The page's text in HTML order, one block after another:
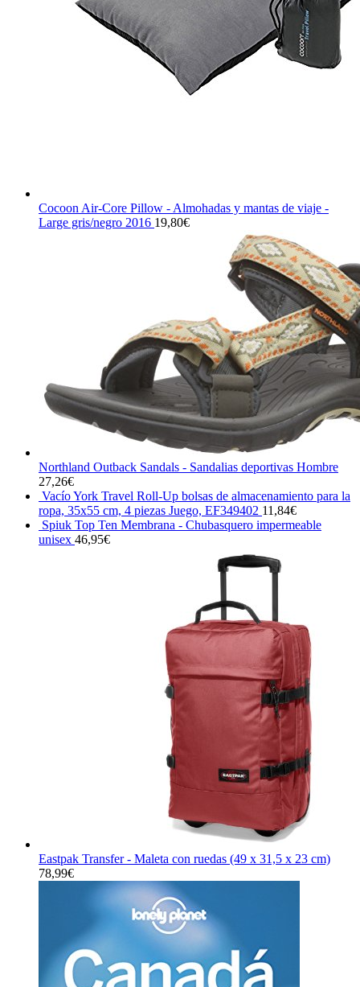
Cocoon Air-Core Pillow - Almohadas y mantas de viaje -
Large gris/negro 2016 19,80€
Northland Outback Sandals - Sandalias deportivas Hombre
27,26€
Vacío York Travel Roll-Up bolsas de almacenamiento para la
ropa, 35x55 cm, 4 piezas Juego, EF349402 11,84€
Spiuk Top Ten Membrana - Chubasquero impermeable
unisex 46,95€
Eastpak Transfer - Maleta con ruedas (49 x 31,5 x 23 cm)
78,99€